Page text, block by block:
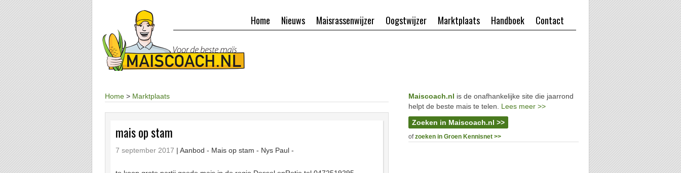
Contact
Handboek
Marktplaats
Oogstwijzer
Maisrassenwijzer
Nieuws
Home
Home > Marktplaats
mais op stam
7 september 2017 | Aanbod - Mais op stam - Nys Paul -
Maiscoach.nl is de onafhankelijke site die jaarrond
helpt de beste mais te telen. Lees meer >>
Zoeken in Maiscoach.nl >>
ofzoeken in Groen Kennisnet >>